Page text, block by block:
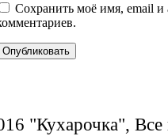
Сохранить моё имя, email и
"Кухарочка",